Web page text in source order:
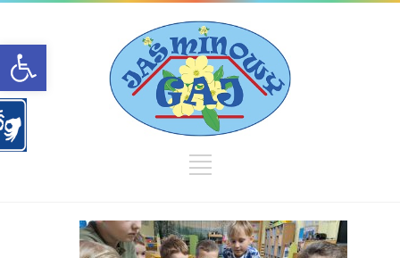
Open toolbar